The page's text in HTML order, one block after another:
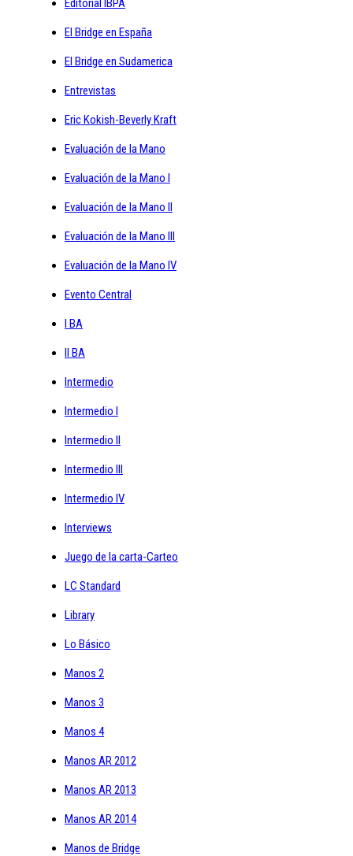
Editorial IBPA
El Bridge en España
El Bridge en Sudamerica
Entrevistas
Eric Kokish-Beverly Kraft
Evaluación de la Mano
Evaluación de la Mano I
Evaluación de la Mano II
Evaluación de la Mano III
Evaluación de la Mano IV
Evento Central
I BA
II BA
Intermedio
Intermedio I
Intermedio II
Intermedio III
Intermedio IV
Interviews
Juego de la carta-Carteo
LC Standard
Library
Lo Básico
Manos 2
Manos 3
Manos 4
Manos AR 2012
Manos AR 2013
Manos AR 2014
Manos de Bridge